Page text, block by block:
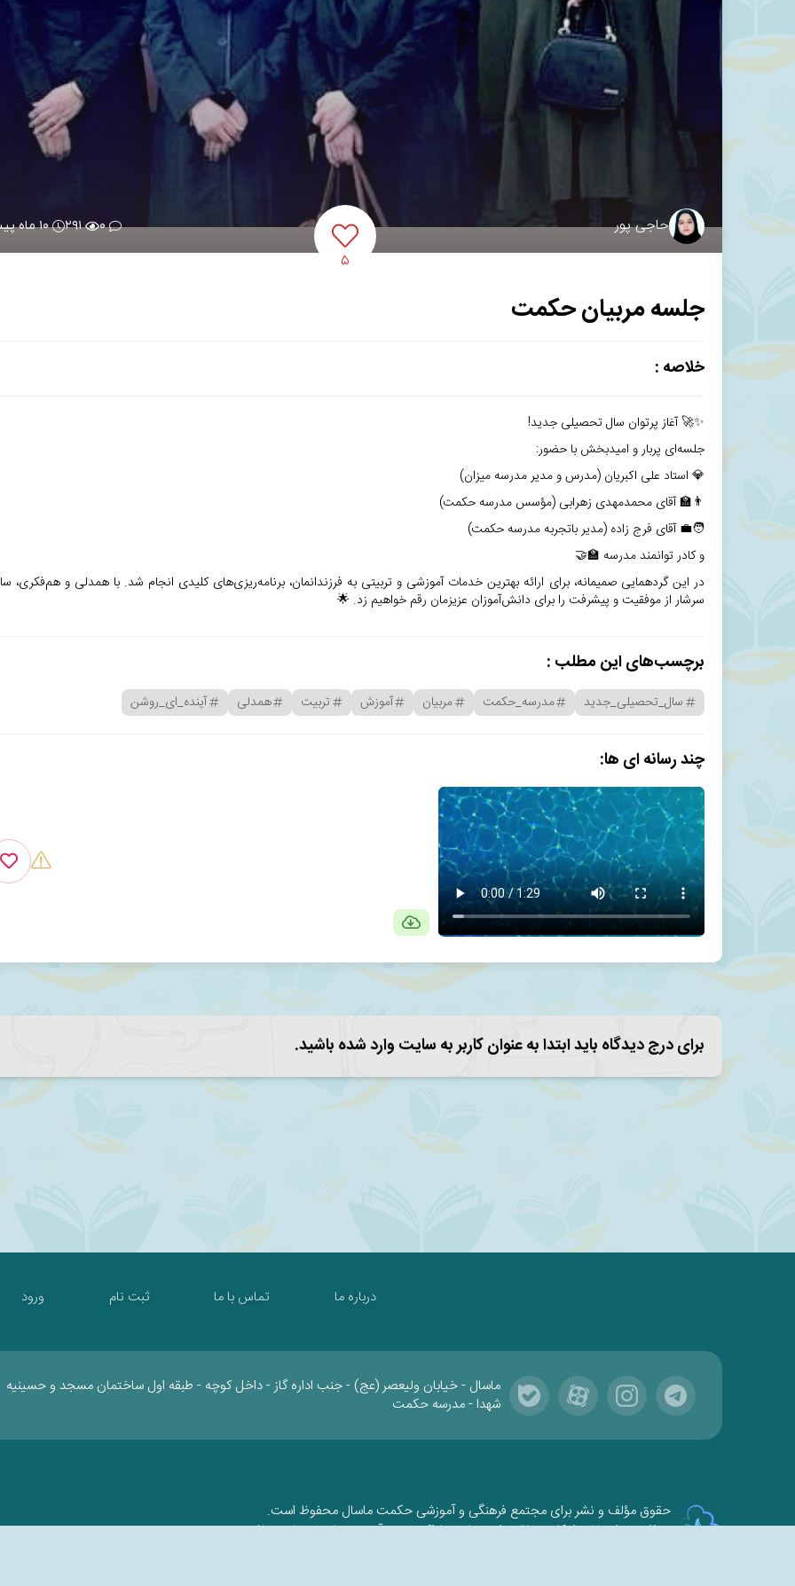
حاجی پور ۰ ۲۹۱ ۱۰ ماه پیش
۵
جلسه مربیان حکمت
خلاصه :
✨🚀 آغاز پرتوان سال تحصیلی جدید!
جلسه‌ای پربار و امیدبخش با حضور:
💎 استاد علی اکبریان (مدرس و مدیر مدرسه میزان)
👨‍🏫 آقای محمدمهدی زهرابی (مؤسس مدرسه حکمت)
🧑‍💼 آقای فرج زاده (مدیر باتجربه مدرسه حکمت)
و کادر توانمند مدرسه 🏫🤝
در این گردهمایی صمیمانه، برای ارائه بهترین خدمات آموزشی و تربیتی به فرزندانمان، برنامه‌ریزی‌های کلیدی انجام شد. با همدلی و هم‌فکری،
سرشار از موفقیت و پیشرفت را برای دانش‌آموزان عزیزمان رقم خواهیم زد. 🌟
برچسب‌های این مطلب :
سال_تحصیلی_جدید مدرسه_حکمت مربیان آموزش تربیت همدلی آینده_ای_روشن
چند رسانه ای ها:
برای درج دیدگاه باید ابتدا به عنوان کاربر به سایت وارد شده باشید.
درباره ما تماس با ما ثبت نام ورود
ماسال - خیابان ولیعصر (عج) - جنب اداره گاز - داخل کوچه - طبقه اول ساختمان مسجد و حسینیه
شهدا - مدرسه حکمت
حقوق مؤلف و نشر برای مجتمع فرهنگی و آموزشی حکمت ماسال محفوظ است.
برداشت و استفاده از کلیه مطالب این سایت با ذکر منبع و آدرس صفحه مجاز می‌باشد.